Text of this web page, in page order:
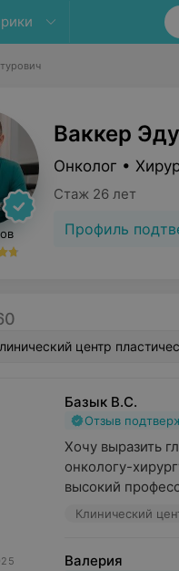
Ваккер
Онколог •
Стаж 26 лет
Профиль
центр
Базык В.С.
Отзыв
Хочу выразить
онкологу-
высокий
Валерия